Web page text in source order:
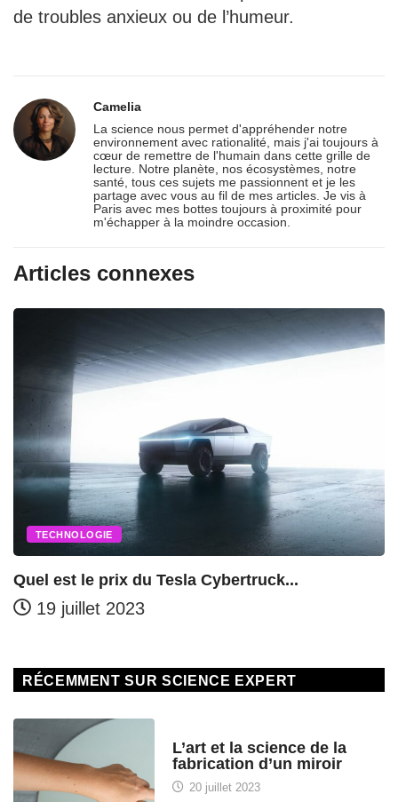
de troubles anxieux ou de l’humeur.
Camelia
La science nous permet d'appréhender notre
environnement avec rationalité, mais j'ai toujours à
cœur de remettre de l'humain dans cette grille de
lecture. Notre planète, nos écosystèmes, notre
santé, tous ces sujets me passionnent et je les
partage avec vous au fil de mes articles. Je vis à
Paris avec mes bottes toujours à proximité pour
m'échapper à la moindre occasion.
Articles connexes
le prix du Tesla Cybertruck...
2023
SANTÉ
RÉCEMMENT SUR SCIENCE EXPERT
L’art et la science de la
fabrication d’un miroir
20 juillet 2023